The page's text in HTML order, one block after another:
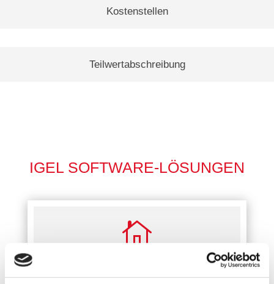
Kostenstellen
Teilwertabschreibung
IGEL SOFTWARE-LÖSUNGEN

IMMOBILIENMANAGEMENT